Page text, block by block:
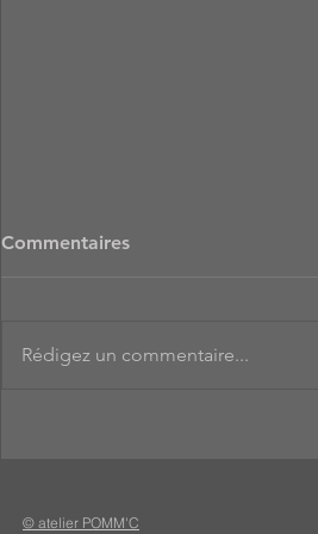
Commentaires
Rédigez un commentaire...
© atelier POMM'C